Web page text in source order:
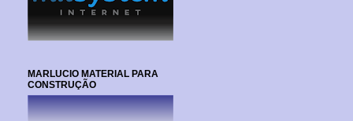
MARLUCIO MATERIAL PARA
CONSTRUÇÃO